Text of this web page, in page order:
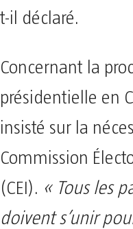
t-il déclaré.
Concernant la
présidentielle en
insisté sur la
Commission
(CEI). « Tous les
doivent s’unir